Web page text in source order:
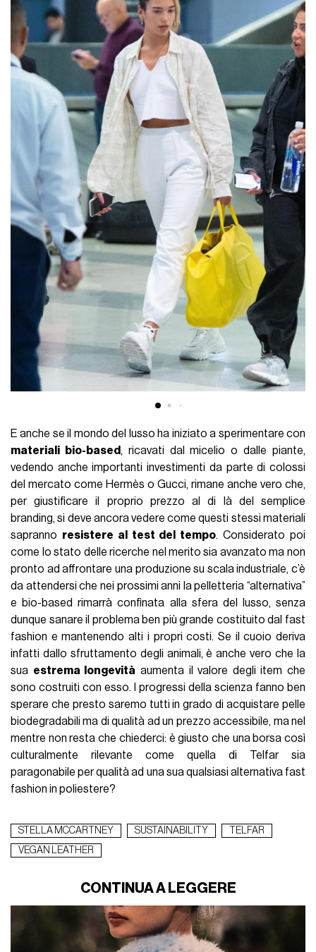
E anche se il mondo del lusso ha iniziato a sperimentare con
materiali bio-based, ricavati dal micelio o dalle piante,
vedendo anche importanti investimenti da parte di colossi
del mercato come Hermès o Gucci, rimane anche vero che,
per giustificare il proprio prezzo al di là del semplice
branding, si deve ancora vedere come questi stessi materiali
sapranno resistere al test del tempo. Considerato poi
come lo stato delle ricerche nel merito sia avanzato ma non
pronto ad affrontare una produzione su scala industriale, c’è
da attendersi che nei prossimi anni la pelletteria “alternativa”
e bio-based rimarrà confinata alla sfera del lusso, senza
dunque sanare il problema ben più grande costituito dal fast
fashion e mantenendo alti i propri costi. Se il cuoio deriva
infatti dallo sfruttamento degli animali, è anche vero che la
sua estrema longevità aumenta il valore degli item che
sono costruiti con esso. I progressi della scienza fanno ben
sperare che presto saremo tutti in grado di acquistare pelle
biodegradabili ma di qualità ad un prezzo accessibile, ma nel
mentre non resta che chiederci: è giusto che una borsa così
culturalmente rilevante come quella di Telfar sia
paragonabile per qualità ad una sua qualsiasi alternativa fast
fashion in poliestere?
STELLA MCCARTNEY SUSTAINABILITY
TELFAR
VEGAN LEATHER
CONTINUA A LEGGERE